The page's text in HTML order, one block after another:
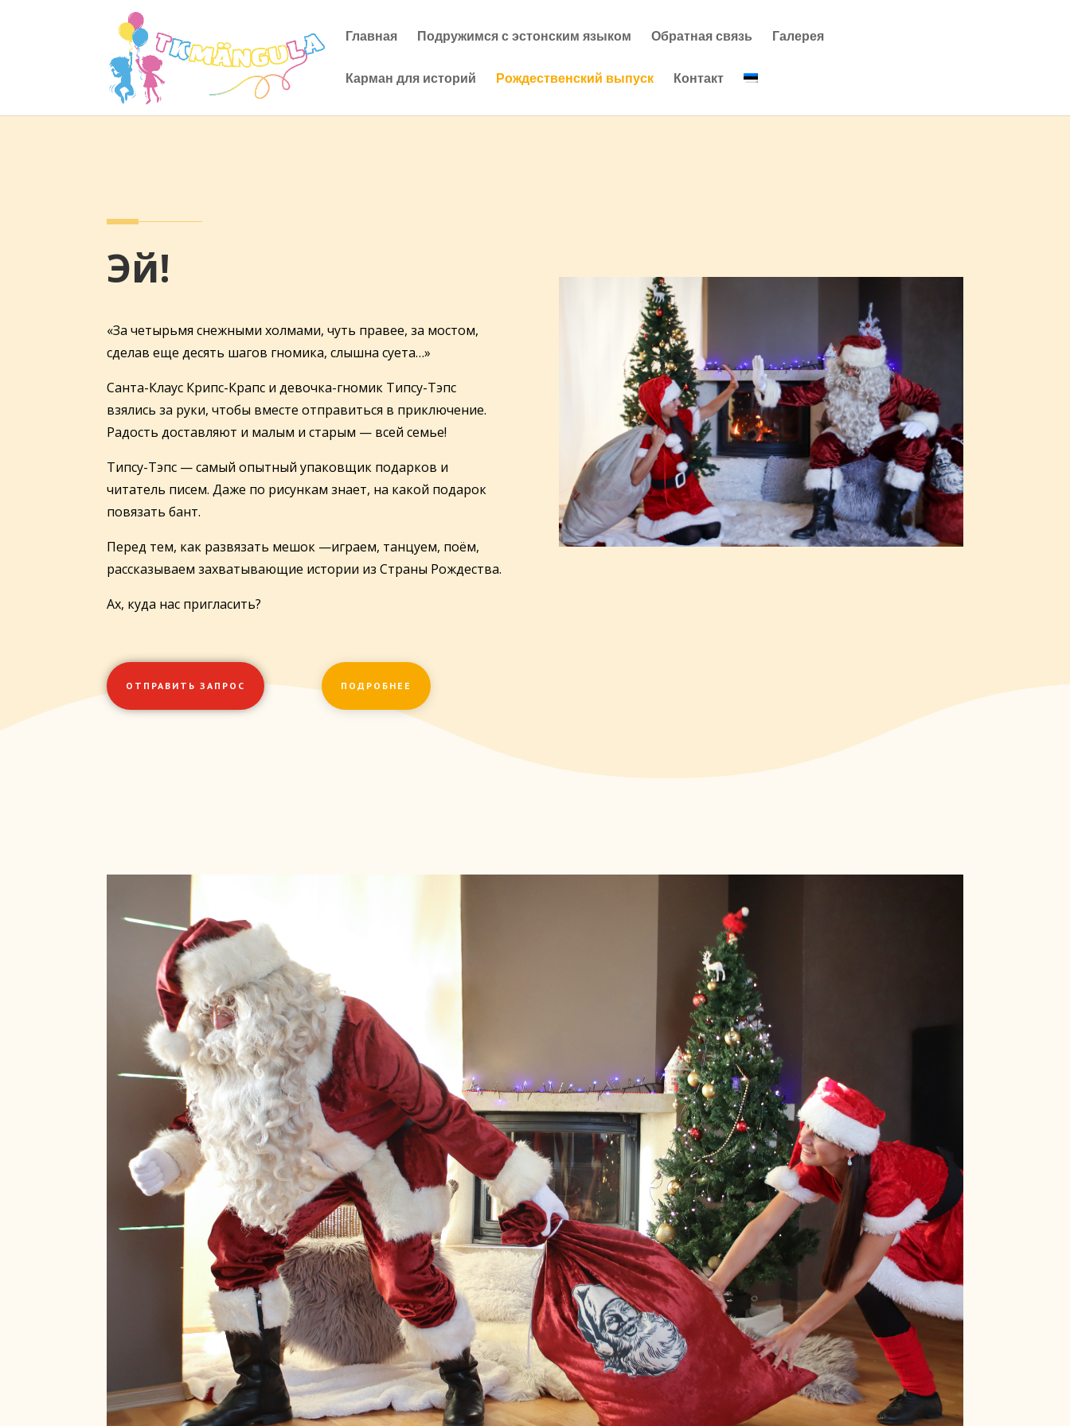
Главная Подружимся с эстонским языком Обратная связь Галерея
Карман для историй Рождественский выпуск Контакт
Эй!
«За четырьмя снежными холмами, чуть правее, за мостом,
сделав еще десять шагов гномика, слышна суета…»
Санта-Клаус Крипс-Крапс и девочка-гномик Типсу-Тэпс
взялись за руки, чтобы вместе отправиться в приключение.
Радость доставляют и малым и старым — всей семье!
Типсу-Тэпс — самый опытный упаковщик подарков и
читатель писем. Даже по рисункам знает, на какой подарок
повязать бант.
Перед тем, как развязать мешок —играем, танцуем, поём,
рассказываем захватывающие истории из Страны Рождества.
Ах, куда нас пригласить?
ОТПРАВИТЬ ЗАПРОС ПОДРОБНЕЕ